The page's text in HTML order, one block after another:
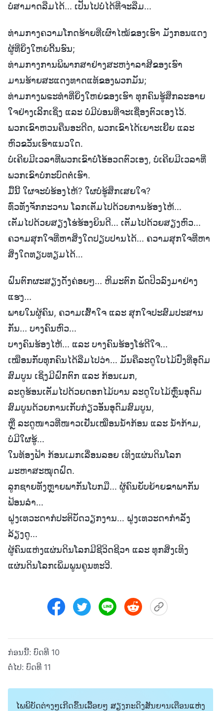
ບໍ່ສາມາດລືມໄດ້... ເປັນໄປບໍ່ໄດ້ທີ່ຈະລືມ...
ທ່າມກາງຄວາມໂກດຮ້າຍທີ່ເຜົາໄໝ້ຂອງເຮົາ ມັງກອນແດງ
ຜູ້ທີ່ຍິ່ງໃຫຍ່ດີ້ນຮົນ;
ທ່າມກາງການພິພາກສາຢ່າງສະຫງ່າລາສີຂອງເຮົາ
ມານຮ້າຍສະແດງທາດແທ້ຂອງພວກມັນ;
ທ່າມກາງພຣະທໍາທີ່ຍິ່ງໃຫຍ່ຂອງເຮົາ ທຸກຄົນຮູ້ສຶກລະອາຍ
ໃຈຢ່າງເລິິກເຊິ່ງ ແລະ ບໍ່ມີບ່ອນທີ່ຈະເຊື່ອງຕົວເອງໄວ້.
ພວກເຂົາຫວນຄືນອະດີດ, ພວກເຂົາໄດ້ເຍາະເຍີ້ຍ ແລະ
ຫົວຂວັນເຮົາແນວໃດ.
ບໍ່ເຄີຍມີເວລາທີ່ພວກເຂົາບໍ່ໂອ້ອວດຕົວເອງ, ບໍ່ເຄີຍມີເວລາທີ່
ພວກເຂົາບໍ່ກະບົດຕໍ່ເຮົາ.
ມື້ນີ້ ໃຜຈະບໍ່ຮ້ອງໄຫ້? ໃຜບໍ່ຮູ້ສຶກເສຍໃຈ?
ທົ່ວທັງຈັກກະວານ ໂລກເຕັມໄປດ້ວຍການຮ້ອງໄຫ້...
ເຕັມໄປດ້ວຍສຽງໂຮ່ຮ້ອງຍິນດີ... ເຕັມໄປດ້ວຍສຽງຫົວ...
ຄວາມສຸກໃຈທີ່ຫາສິ່ງໃດປຽບປານໄດ້... ຄວາມສຸກໃຈທີ່ຫາ
ສິ່ງໃດທຽບທຽມໄດ້...
ຝົນຕົກຜະສຽງດັງຄ່ອຍໆ... ຫິມະຕົກ ພັດປິວລົງມາຢ່າງ
ແຮງ...
ພາຍໃນຜູ້ຄົນ, ຄວາມເສົ້າໃຈ ແລະ ສຸກໃຈປະສົມປະສານ
ກັນ... ບາງຄົນຫົວ...
ບາງຄົນຮ້ອງໄຫ້... ແລະ ບາງຄົນຮ້ອງໂຮ່ດີໃຈ...
ເໝືອນກັບທຸກຄົນໄດ້ລືມໄປວ່າ... ມັນຄືລະດູໃບໄມ້ປົ່ງທີ່ອຸດົມ
ສົມບູນ ເຊິ່ງມີຝົກຕົກ ແລະ ກ້ອນເມກ,
ລະດູຮ້ອນເຕັມໄປດ້ວຍດອກໄມ້ບານ ລະດູໃບໄມ້ຫຼົ່ນອຸດົມ
ສົມບູນດ້ວຍການເກັບກ່ຽວອັນອຸດົມສົມບູນ,
ຫຼື ລະດູໜາວທີ່ໜາວເຢັນເໝືອນນໍ້າກ້ອນ ແລະ ນໍ້າກ້າມ,
ບໍ່ມີໃຜຮູ້...
ໃນທ້ອງຟ້າ ກ້ອນເມກເລື່ອນລອຍ ເທິງແຜ່ນດິນໂລກ
ມະຫາສະໝຸດຝົດ.
ລູກຊາຍທັງຫຼາຍພາກັນໂບກມື... ຜູ້ຄົນຍັບຍ້າຍຂາພາກັນ
ຟ້ອນລໍາ...
ຝູງເທວະດາກໍປະຕິບັດວຽກງານ... ຝູງເທວະດາກໍາລັງ
ລ້ຽງດູ...
ຜູ້ຄົນແຫ່ງແຜ່ນດິນໂລກມີຊີວິດຊີວາ ແລະ ທຸກສິ່ງເທິງ
ແຜ່ນດິນໂລກເພິ່ມພູນຄູນທະວີ.
ກ່ອນນີ້: ບົດທີ 10
ຕໍ່ໄປ: ບົດທີ 11
ໄພພິບັດຕ່າງໆເກີດຂຶ້ນເລື້ອຍໆ ສຽງກະດິງສັນຍານເຕືອນແຫ່ງ